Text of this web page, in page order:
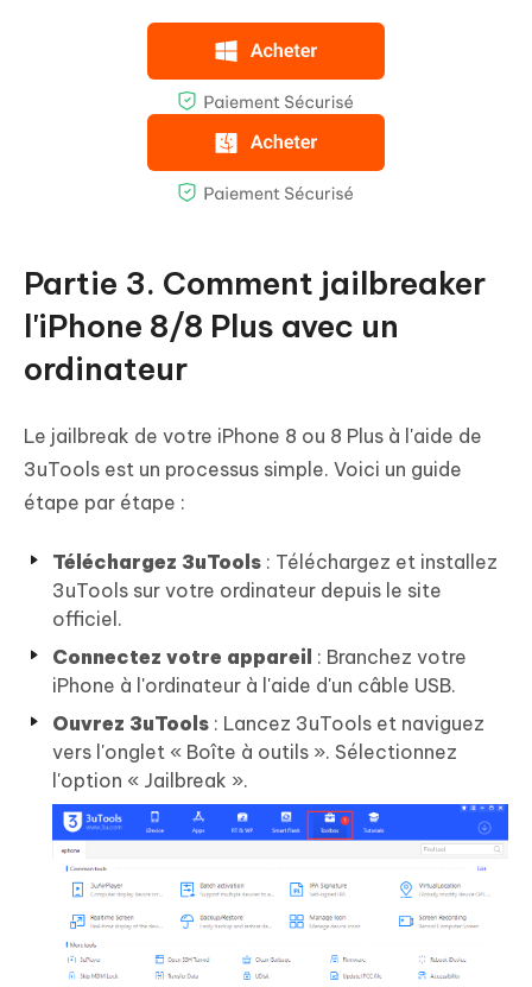
Partie 3. Comment jailbreaker
l'iPhone 8/8 Plus avec un
ordinateur
Le jailbreak de votre iPhone 8 ou 8 Plus à l'aide de
3uTools est un processus simple. Voici un guide
étape par étape :
Téléchargez 3uTools : Téléchargez et installez
3uTools sur votre ordinateur depuis le site
officiel.
Connectez votre appareil : Branchez votre
iPhone à l'ordinateur à l'aide d'un câble USB.
Ouvrez 3uTools : Lancez 3uTools et naviguez
vers l'onglet « Boîte à outils ». Sélectionnez
l'option « Jailbreak ».